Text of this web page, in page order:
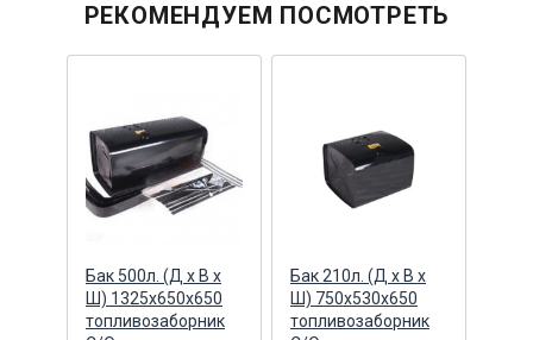
РЕКОМЕНДУЕМ ПОСМОТРЕТЬ
Бак 500л. (Д х В х
Ш) 1325х650х650
топливозаборник
Бак 210л. (Д х В х
Ш) 750x530x650
топливозаборник